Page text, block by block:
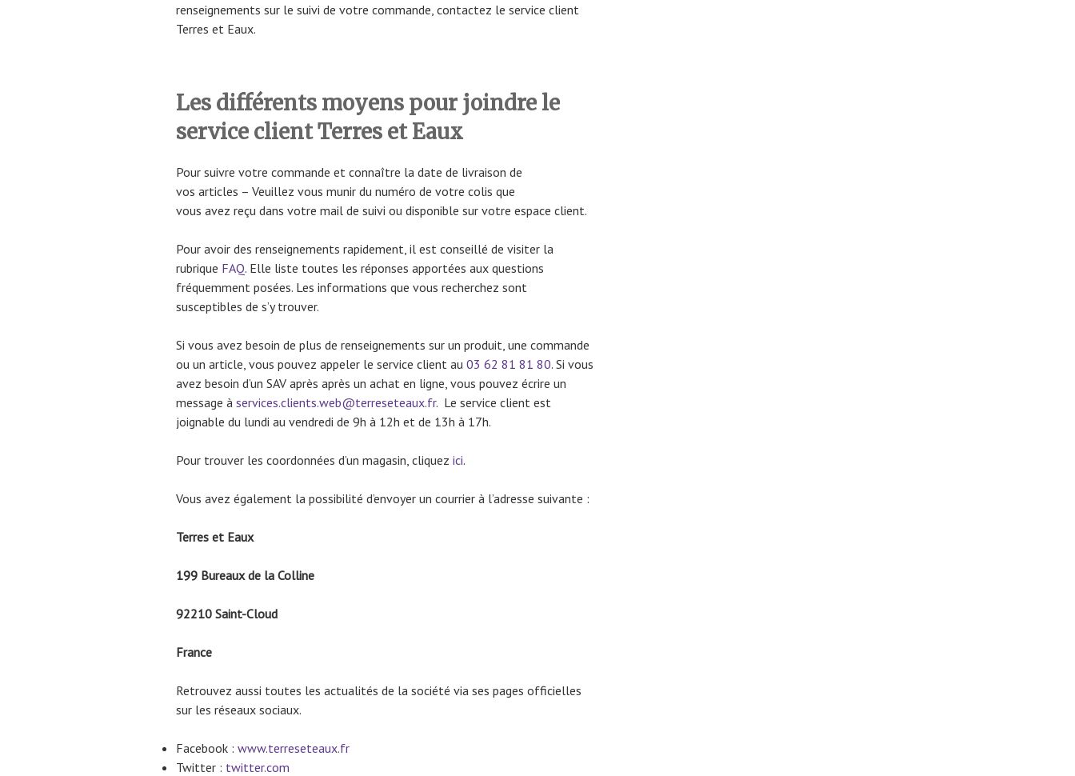
renseignements sur le suivi de votre commande, contactez le service client
Terres et Eaux.
Les différents moyens pour joindre le
service client Terres et Eaux
Pour suivre votre commande et connaître la date de livraison de
vos articles – Veuillez vous munir du numéro de votre colis que
vous avez reçu dans votre mail de suivi ou disponible sur votre espace client.
Pour avoir des renseignements rapidement, il est conseillé de visiter la
rubrique FAQ. Elle liste toutes les réponses apportées aux questions
fréquemment posées. Les informations que vous recherchez sont
susceptibles de s’y trouver.
Si vous avez besoin de plus de renseignements sur un produit, une commande
ou un article, vous pouvez appeler le service client au 03 62 81 81 80. Si vous
avez besoin d’un SAV après après un achat en ligne, vous pouvez écrire un
message à services.clients.web@terreseteaux.fr. Le service client est
joignable du lundi au vendredi de 9h à 12h et de 13h à 17h.
Pour trouver les coordonnées d’un magasin, cliquez ici.
Vous avez également la possibilité d’envoyer un courrier à l’adresse suivante :
Terres et Eaux
199 Bureaux de la Colline
92210 Saint-Cloud
France
Retrouvez aussi toutes les actualités de la société via ses pages officielles
sur les réseaux sociaux.
Facebook : www.terreseteaux.fr
Twitter : twitter.com